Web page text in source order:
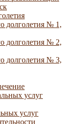
долголетия № 1,
долголетия № 2,
долголетия № 3,
услуг
услуг